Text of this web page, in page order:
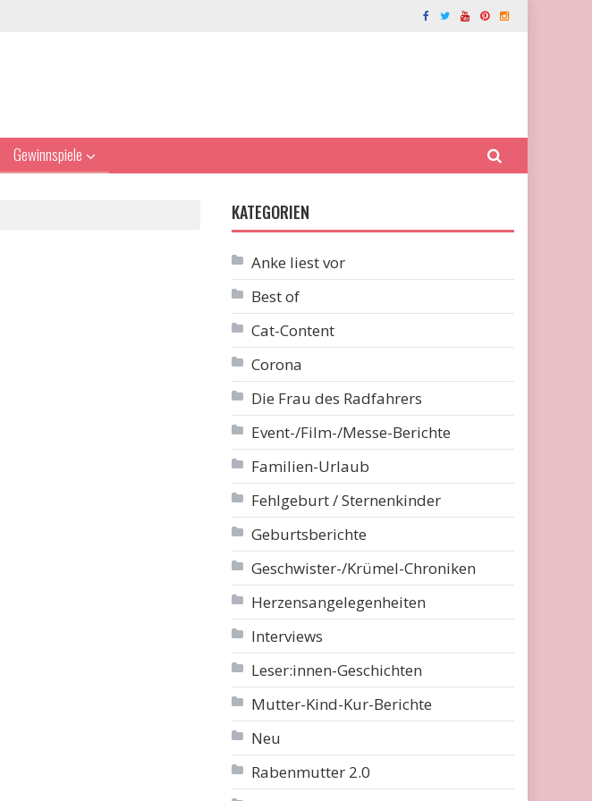
Gewinnspiele
KATEGORIEN
Anke liest vor
Best of
Cat-Content
Corona
Die Frau des Radfahrers
Event-/Film-/Messe-Berichte
Familien-Urlaub
Fehlgeburt / Sternenkinder
Geburtsberichte
Geschwister-/Krümel-Chroniken
Herzensangelegenheiten
Interviews
Leser:innen-Geschichten
Mutter-Kind-Kur-Berichte
Neu
Rabenmutter 2.0